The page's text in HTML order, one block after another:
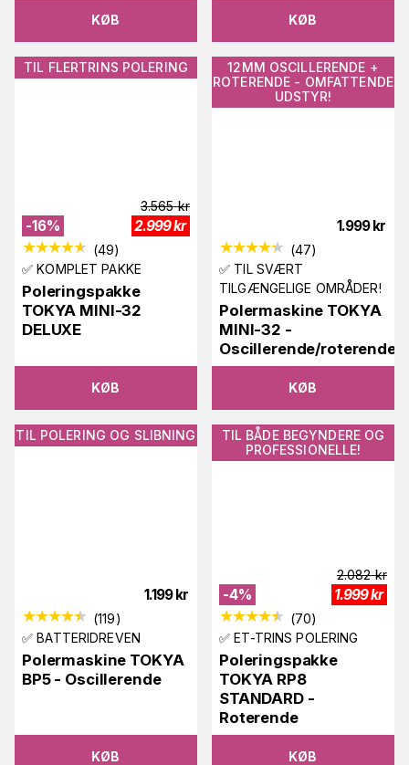
KØB KØB
TIL FLERTRINS POLERING
-16%
3.565 kr
2.999kr
(49)
✅ KOMPLET PAKKE
Poleringspakke
TOKYA MINI-32
DELUXE
KØB
12MM OSCILLERENDE +
ROTERENDE - OMFATTENDE
UDSTYR!
1.999 kr
(47)
✅ TIL SVÆRT
TILGÆNGELIGE OMRÅDER!
Polermaskine TOKYA
MINI-32 -
Oscillerende/roterende
KØB
TIL POLERING OG SLIBNING
1.199 kr
(119)
✅ BATTERIDREVEN
Polermaskine TOKYA
BP5 - Oscillerende
KØB
TIL BÅDE BEGYNDERE OG
PROFESSIONELLE!
-4%
2.082 kr
1.999kr
(70)
✅ ET-TRINS POLERING
Poleringspakke
TOKYA RP8
STANDARD -
Roterende
KØB